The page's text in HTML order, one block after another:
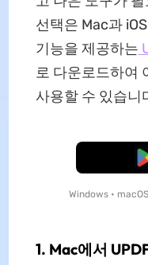
선택은 Mac과
기능을 제공하는
로 다운로드하여
사용할 수 있습니
Windows •
1. Mac에서